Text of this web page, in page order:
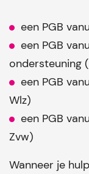
een PGB
een PGB
ondersteuning
een PGB
Wlz)
een PGB
Zvw)
Wanneer je